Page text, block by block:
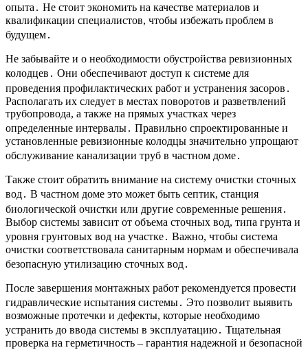
опыта․ Не стоит экономить на качестве материалов и
квалификации специалистов, чтобы избежать проблем в
будущем․
Не забывайте и о необходимости обустройства ревизионных
колодцев․ Они обеспечивают доступ к системе для
проведения профилактических работ и устранения засоров․
Располагать их следует в местах поворотов и разветвлений
трубопровода, а также на прямых участках через
определенные интервалы․ Правильно спроектированные и
установленные ревизионные колодцы значительно упрощают
обслуживание канализации труб в частном доме․
Также стоит обратить внимание на систему очистки сточных
вод․ В частном доме это может быть септик, станция
биологической очистки или другие современные решения․
Выбор системы зависит от объема сточных вод, типа грунта и
уровня грунтовых вод на участке․ Важно, чтобы система
очистки соответствовала санитарным нормам и обеспечивала
безопасную утилизацию сточных вод․
После завершения монтажных работ рекомендуется провести
гидравлические испытания системы․ Это позволит выявить
возможные протечки и дефекты, которые необходимо
устранить до ввода системы в эксплуатацию․ Тщательная
проверка на герметичность – гарантия надежной и безопасной